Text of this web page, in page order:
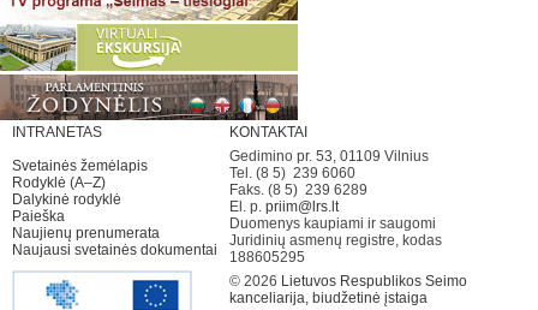
INTRANETAS
Svetainės žemėlapis
Rodyklė (A–Z)
Dalykinė rodyklė
Paieška
Naujienų prenumerata
Naujausi svetainės dokumentai
KONTAKTAI
Gedimino pr. 53, 01109 Vilnius
Tel. (8 5) 239 6060
Faks. (8 5) 239 6289
El. p. priim@lrs.lt
Duomenys kaupiami ir saugomi
Juridinių asmenų registre, kodas
188605295
© 2026 Lietuvos Respublikos Seimo
kanceliarija, biudžetinė įstaiga